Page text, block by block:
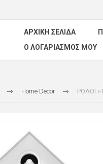
ΑΡΧΙΚΉ ΣΕΛΊΔΑ
Ο ΛΟΓΑΡΙΑΣΜΌΣ ΜΟΥ
Home Decor ΡΟΛΟΙ i-